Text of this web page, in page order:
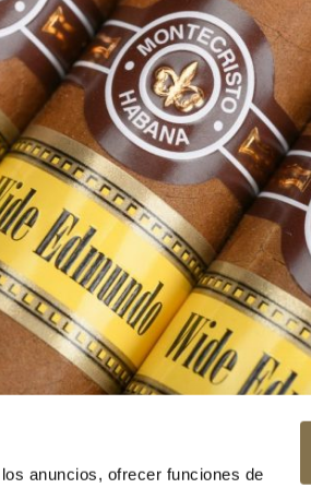
anuncios, ofrecer funciones de